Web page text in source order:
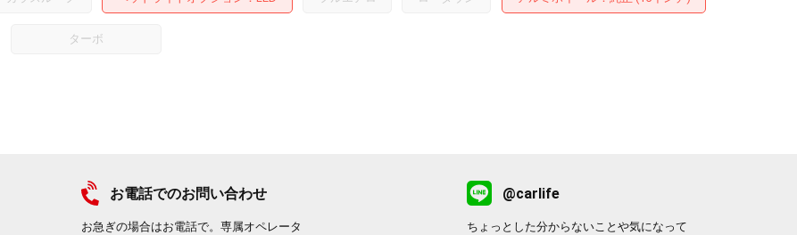
ターボ
お電話でのお問い合わせ
お急ぎの場合はお電話で。専属オペレータ
@carlife
ちょっとした分からないことや気になって